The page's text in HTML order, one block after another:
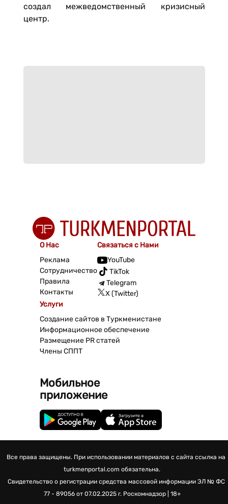
создал межведомственный кризисный
центр.
О Нас
Реклама
Сотрудничество
Правила
Контакты
Связаться с Нами
YouTube
TikTok
Telegram
X (Twitter)
Услуги
Создание сайтов в Туркменистане
Информационное обеспечение
Размещение PR статей
Члены СППТ
Мобильное
приложение
Все права защищены. При использовании материалов с сайта ссылка на
turkmenportal.com обязательна.
Свидетельство о регистрации средства массовой информации ЭЛ № ФС
77 - 89056 от 07.02.2025 г. Роскомнадзор | 18+